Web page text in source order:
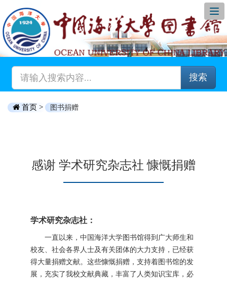
搜索
首页 > 图书捐赠
感谢 学术研究杂志社 慷慨捐赠
学术研究杂志社：
一直以来，中国海洋大学图书馆得到广大师生和
校友、社会各界人士及有关团体的大力支持，已经获
得大量捐赠文献。这些慷慨捐赠，支持着图书馆的发
展，充实了我校文献典藏，丰富了人类知识宝库，必